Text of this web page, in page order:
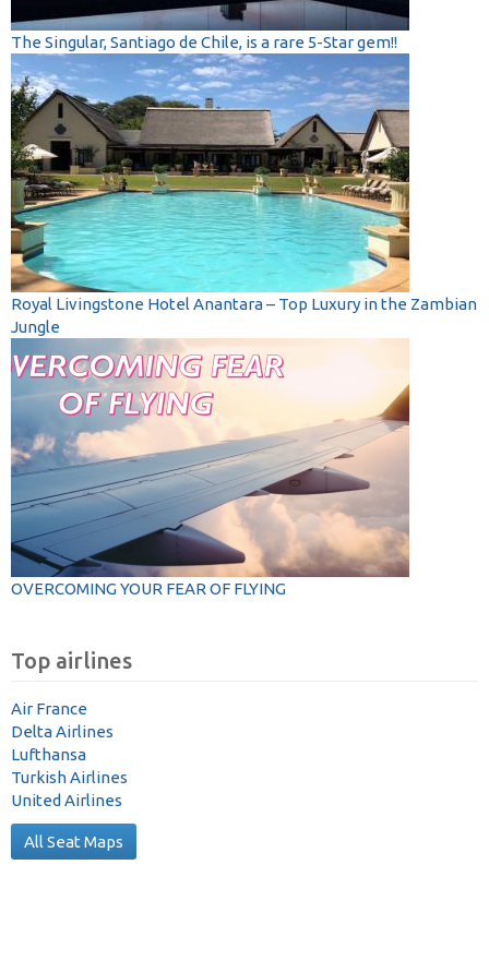
The Singular, Santiago de Chile, is a rare 5-Star gem!!
Royal Livingstone Hotel Anantara – Top Luxury in the Zambian
Jungle
OVERCOMING YOUR FEAR OF FLYING
Top airlines
Air France
Delta Airlines
Lufthansa
Turkish Airlines
United Airlines
All Seat Maps